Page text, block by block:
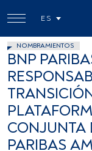
ES
NOMBRAMIENTOS
BNP
CONJUNTA
PARIBAS